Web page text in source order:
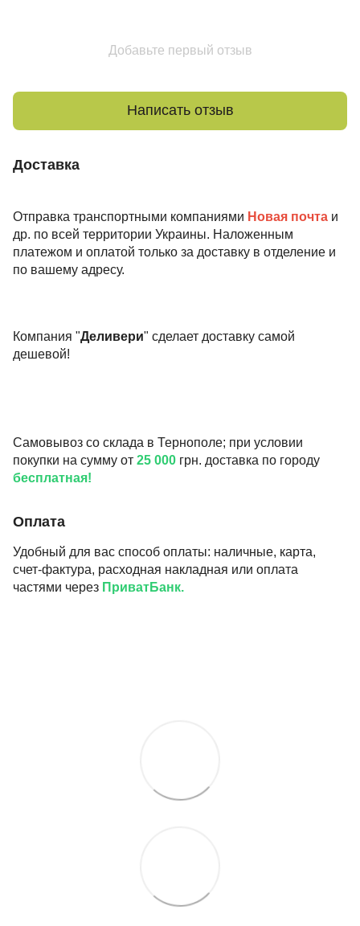
Добавьте первый отзыв
Написать отзыв
Доставка
Отправка транспортными компаниями Новая почта и
др. по всей территории Украины. Наложенным
платежом и оплатой только за доставку в отделение и
по вашему адресу.
Компания "Деливери" сделает доставку самой
дешевой!
Самовывоз со склада в Тернополе; при условии
покупки на сумму от 25 000 грн. доставка по городу
бесплатная!
Оплата
Удобный для вас способ оплаты: наличные, карта,
счет-фактура, расходная накладная или оплата
частями через ПриватБанк.